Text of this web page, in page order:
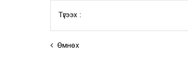
Түгээх :
Өмнөх